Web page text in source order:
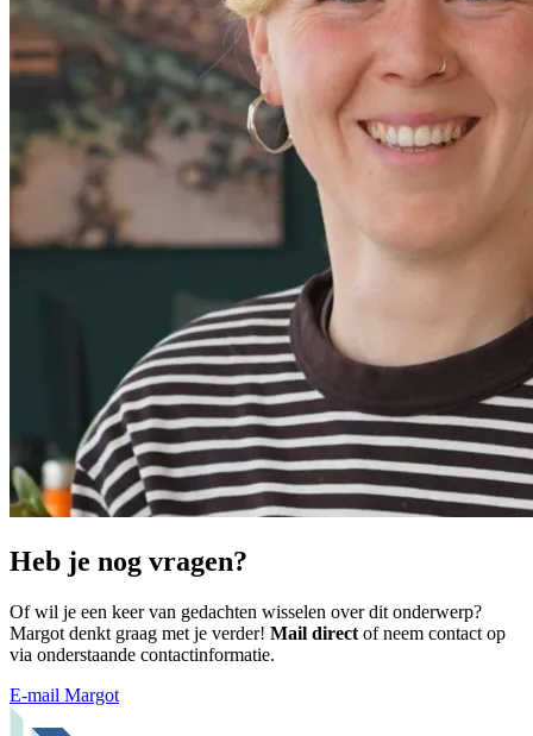
Heb je nog vragen?
Of wil je een keer van gedachten wisselen over dit onderwerp?
Margot denkt graag met je verder! Mail direct of neem contact op
via onderstaande contactinformatie.
E-mail Margot